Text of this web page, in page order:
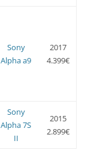
Sony
Alpha a9
2017
4.399€
Sony
Alpha 7S
II
2015
2.899€